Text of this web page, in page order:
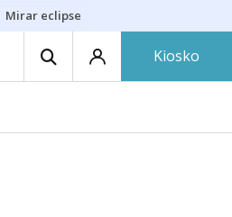
Mirar eclipse
Kiosko